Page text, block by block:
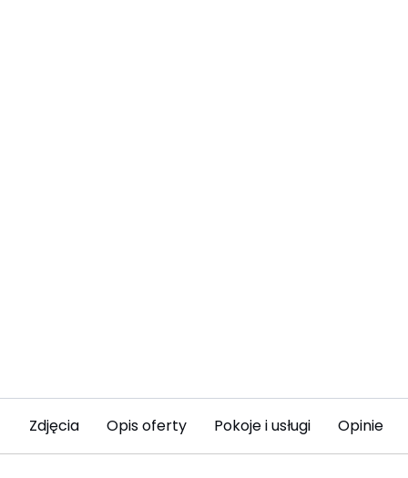
Zdjęcia Opis oferty Pokoje i usługi Opinie